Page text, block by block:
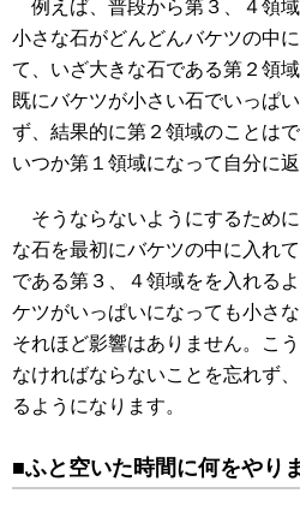
例えば、普段から第３、４領域
小さな石がどんどんバケツの中
て、いざ大きな石である第２領
既にバケツが小さい石でいっぱ
ず、結果的に第２領域のことは
いつか第１領域になって自分に返
そうならないようにするため
な石を最初にバケツの中に入れ
である第３、４領域をを入れる
ケツがいっぱいになっても小さ
それほど影響はありません。こ
なければならないことを忘れず
るようになります。
■ふと空いた時間に何をやり